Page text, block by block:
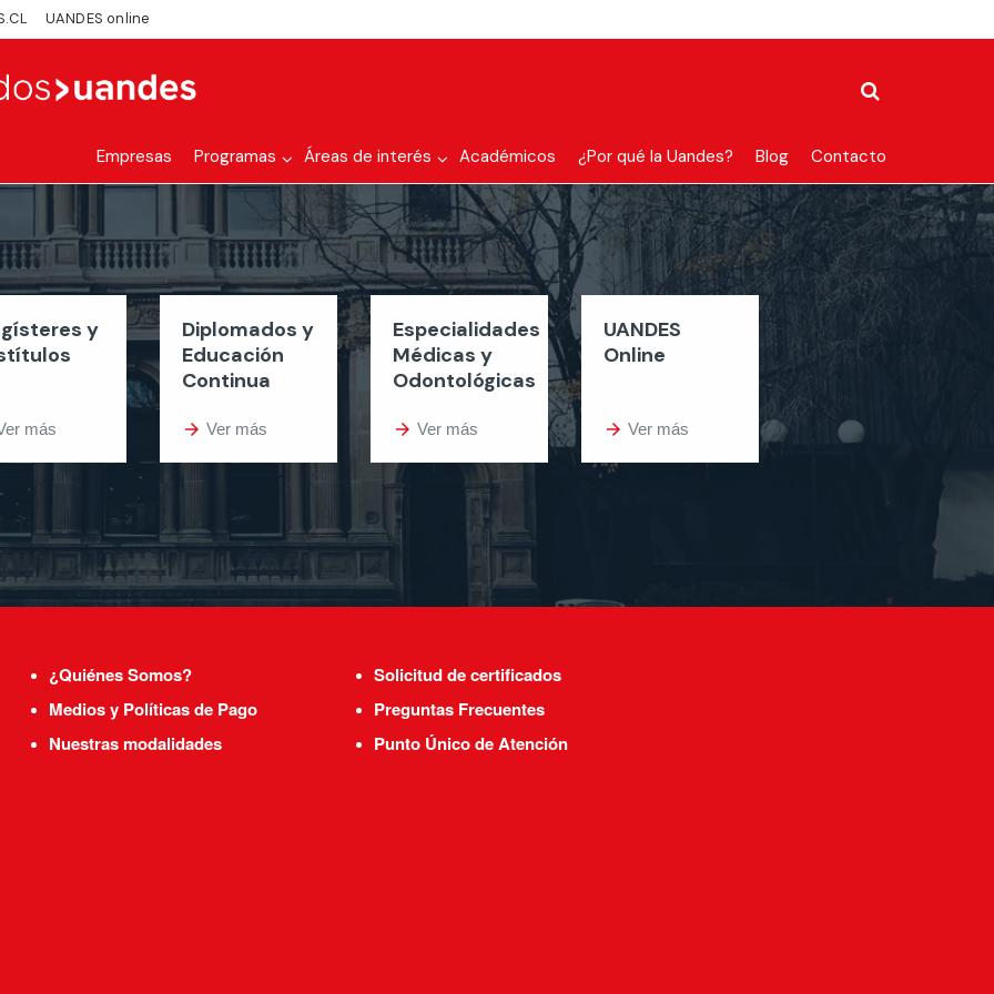
UANDES online
Empresas Programas Áreas de interés Académicos ¿Por qué la Uandes? Blog Contacto
y
más
Diplomados y
Educación
Continua
arrow_forward Ver más
Especialidades
Médicas y
Odontológicas
arrow_forward Ver más
UANDES
Online
arrow_forward Ver más
¿Quiénes Somos?
Medios y Políticas de Pago
Nuestras modalidades
Solicitud de certificados
Preguntas Frecuentes
Punto Único de Atención